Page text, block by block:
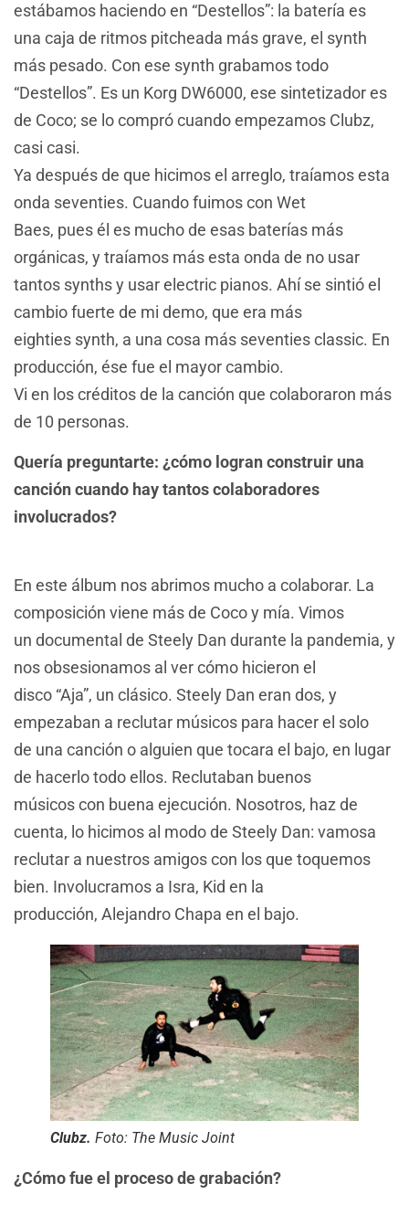
estábamos haciendo en “Destellos”: la batería es
una caja de ritmos pitcheada más grave, el synth
más pesado. Con ese synth grabamos todo
“Destellos”. Es un Korg DW6000, ese sintetizador es
de Coco; se lo compró cuando empezamos Clubz,
casi casi.
Ya después de que hicimos el arreglo, traíamos esta
onda seventies. Cuando fuimos con Wet
Baes, pues él es mucho de esas baterías más
orgánicas, y traíamos más esta onda de no usar
tantos synths y usar electric pianos. Ahí se sintió el
cambio fuerte de mi demo, que era más
eighties synth, a una cosa más seventies classic. En
producción, ése fue el mayor cambio.
Vi en los créditos de la canción que colaboraron más
de 10 personas.
Quería preguntarte: ¿cómo logran construir una
canción cuando hay tantos colaboradores
involucrados?
En este álbum nos abrimos mucho a colaborar. La
composición viene más de Coco y mía. Vimos
un documental de Steely Dan durante la pandemia, y
nos obsesionamos al ver cómo hicieron el
disco “Aja”, un clásico. Steely Dan eran dos, y
empezaban a reclutar músicos para hacer el solo
de una canción o alguien que tocara el bajo, en lugar
de hacerlo todo ellos. Reclutaban buenos
músicos con buena ejecución. Nosotros, haz de
cuenta, lo hicimos al modo de Steely Dan: vamosa
reclutar a nuestros amigos con los que toquemos
bien. Involucramos a Isra, Kid en la
producción, Alejandro Chapa en el bajo.
Clubz. Foto: The Music Joint
¿Cómo fue el proceso de grabación?